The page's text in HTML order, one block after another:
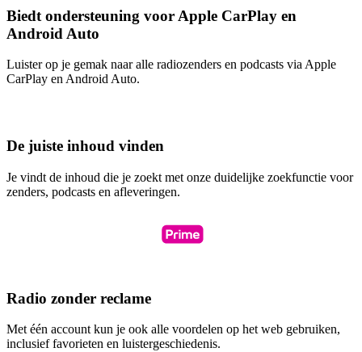
Biedt ondersteuning voor Apple CarPlay en
Android Auto
Luister op je gemak naar alle radiozenders en podcasts via Apple
CarPlay en Android Auto.
De juiste inhoud vinden
Je vindt de inhoud die je zoekt met onze duidelijke zoekfunctie voor
zenders, podcasts en afleveringen.
Radio zonder reclame
Met één account kun je ook alle voordelen op het web gebruiken,
inclusief favorieten en luistergeschiedenis.